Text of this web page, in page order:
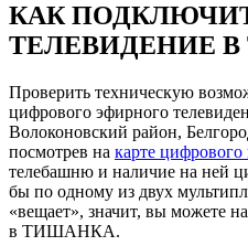
КАК
ТЕЛЕВИДЕНИЕ
Проверить техническую
цифрового эфирного
Волоконовский район,
посмотрев на карте
телебашню и наличие на ней
бы по одному из двух
«вещает», значит, вы можете
в ТИШАНКА.